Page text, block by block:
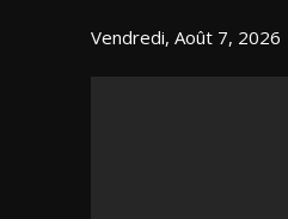
Vendredi, Août 7, 2026